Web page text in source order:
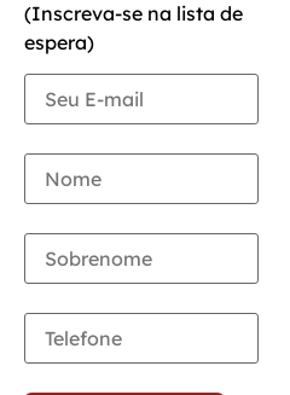
(Inscreva-se na lista de
espera)